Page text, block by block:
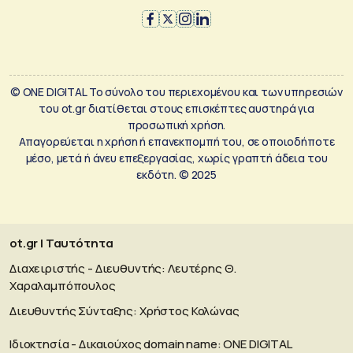
© ONE DIGITAL Το σύνολο του περιεχομένου και των υπηρεσιών
του ot.gr διατίθεται στους επισκέπτες αυστηρά για
προσωπική χρήση.
Απαγορεύεται η χρήση ή επανεκπομπή του, σε οποιοδήποτε
μέσο, μετά ή άνευ επεξεργασίας, χωρίς γραπτή άδεια του
εκδότη. © 2025
ot.gr | Ταυτότητα
Διαχειριστής - Διευθυντής: Λευτέρης Θ.
Χαραλαμπόπουλος
Διευθυντής Σύνταξης: Χρήστος Κολώνας
Ιδιοκτησία - Δικαιούχος domain name: ΟΝΕ DIGITAL